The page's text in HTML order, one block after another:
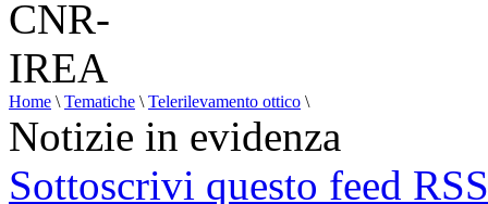
Home \ Tematiche \ Telerilevamento ottico \
Notizie in evidenza
Sottoscrivi questo feed RSS